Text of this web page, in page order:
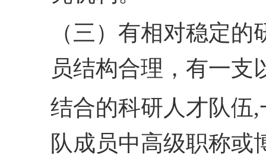
（三）有相对稳定
员结构合理，有一支
结合的科研人才队伍
队成员中高级职称或